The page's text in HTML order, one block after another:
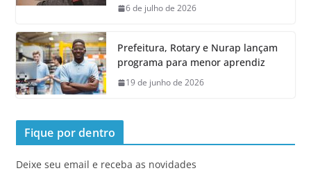
6 de julho de 2026
Prefeitura, Rotary e Nurap lançam
programa para menor aprendiz
19 de junho de 2026
Fique por dentro
Deixe seu email e receba as novidades